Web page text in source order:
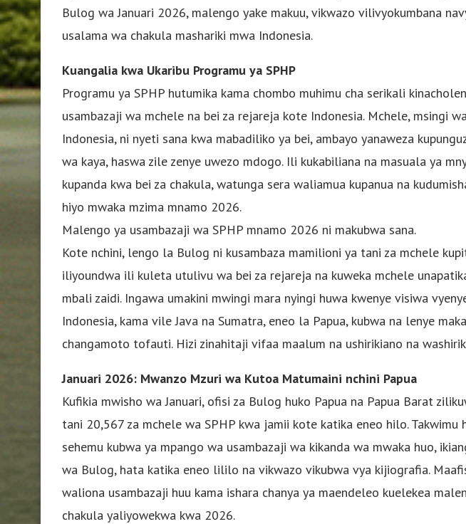
Bulog wa Januari 2026, malengo yake makuu, vikwazo vilivyokumbana
usalama wa chakula mashariki mwa Indonesia.
Kuangalia kwa Ukaribu Programu ya SPHP
Programu ya SPHP hutumika kama chombo muhimu cha serikali
usambazaji wa mchele na bei za rejareja kote Indonesia. Mchele, msingi
Indonesia, ni nyeti sana kwa mabadiliko ya bei, ambayo yanaweza
wa kaya, haswa zile zenye uwezo mdogo. Ili kukabiliana na masuala ya
kupanda kwa bei za chakula, watunga sera waliamua kupanua na
hiyo mwaka mzima mnamo 2026.
Malengo ya usambazaji wa SPHP mnamo 2026 ni makubwa sana.
Kote nchini, lengo la Bulog ni kusambaza mamilioni ya tani za mchele
iliyoundwa ili kuleta utulivu wa bei za rejareja na kuweka mchele
mbali zaidi. Ingawa umakini mwingi mara nyingi huwa kwenye visiwa
Indonesia, kama vile Java na Sumatra, eneo la Papua, kubwa na lenye
changamoto tofauti. Hizi zinahitaji vifaa maalum na ushirikiano na
Januari 2026: Mwanzo Mzuri wa Kutoa Matumaini nchini Papua
Kufikia mwisho wa Januari, ofisi za Bulog huko Papua na Papua Barat
tani 20,567 za mchele wa SPHP kwa jamii kote katika eneo hilo. Takwimu
sehemu kubwa ya mpango wa usambazaji wa kikanda wa mwaka huo,
wa Bulog, hata katika eneo lililo na vikwazo vikubwa vya kijiografia.
waliona usambazaji huu kama ishara chanya ya maendeleo kuelekea
chakula yaliyowekwa kwa 2026.